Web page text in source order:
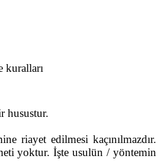
husustur.
riayet edilmesi kaçınılmazdır.
yoktur. İşte usulün / yöntemin